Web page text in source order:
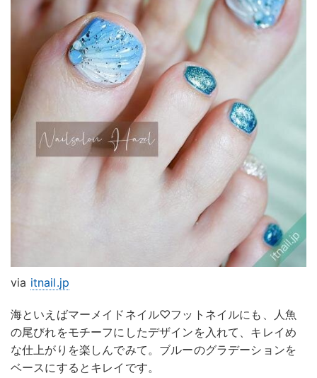
via itnail.jp
海といえばマーメイドネイル♡フットネイルにも、人魚
の尾びれをモチーフにしたデザインを入れて、キレイめ
な仕上がりを楽しんでみて。ブルーのグラデーションを
ベースにするとキレイです。